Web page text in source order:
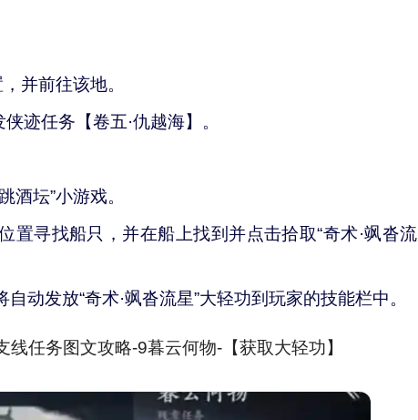
并前往该地。
迹任务【卷五·仇越海】。
酒坛”小游戏。
置寻找船只，并在船上找到并点击拾取“奇术·飒沓流
动发放“奇术·飒沓流星”大轻功到玩家的技能栏中。
线任务图文攻略-9暮云何物-【获取大轻功】